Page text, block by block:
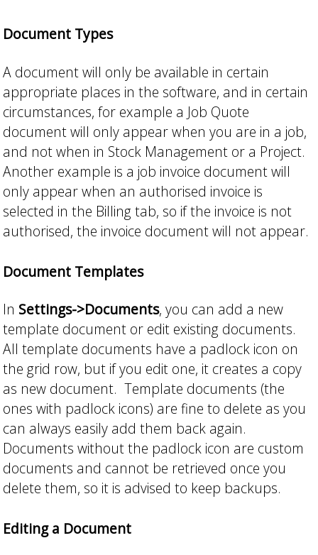
Document Types
A document will only be available in certain
appropriate places in the software, and in certain
circumstances, for example a Job Quote
document will only appear when you are in a job,
and not when in Stock Management or a Project.
Another example is a job invoice document will
only appear when an authorised invoice is
selected in the Billing tab, so if the invoice is not
authorised, the invoice document will not appear.
Document Templates
In Settings->Documents, you can add a new
template document or edit existing documents.
All template documents have a padlock icon on
the grid row, but if you edit one, it creates a copy
as new document. Template documents (the
ones with padlock icons) are fine to delete as you
can always easily add them back again.
Documents without the padlock icon are custom
documents and cannot be retrieved once you
delete them, so it is advised to keep backups.
Editing a Document